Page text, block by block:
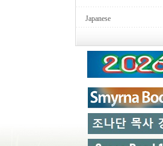
Japanese